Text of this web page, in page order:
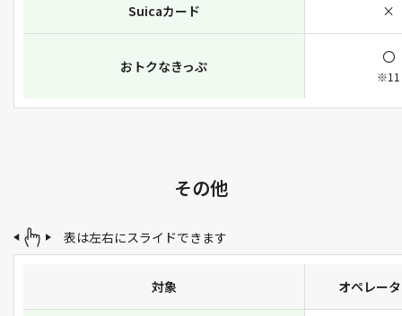
Suicaカード ×
おトクなきっぷ
〇
※11
その他
表は左右にスライドできます
対象 オペレー